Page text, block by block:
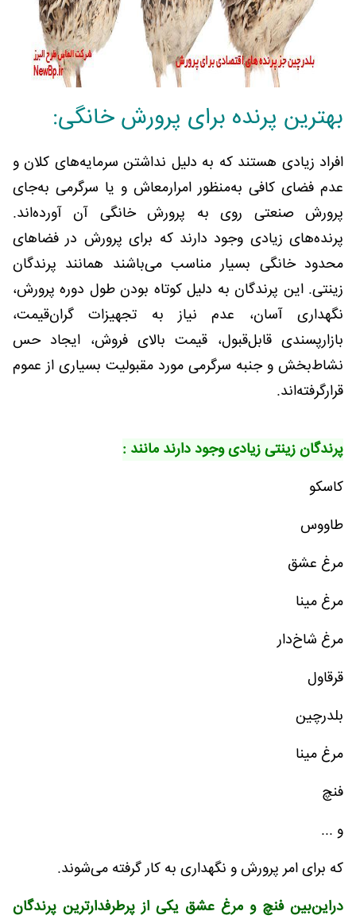
بهترین پرنده برای پرورش خانگی:
افراد زیادی هستند که به دلیل نداشتن سرمایه‌های کلان و
عدم فضای کافی به‌منظور امرارمعاش و یا سرگرمی به‌جای
پرورش صنعتی روی به پرورش خانگی آن آورده‌اند.
پرنده‌های زیادی وجود دارند که برای پرورش در فضاهای
محدود خانگی بسیار مناسب می‌باشند همانند پرندگان
زینتی. این پرندگان به دلیل کوتاه بودن طول دوره پرورش،
نگهداری آسان، عدم نیاز به تجهیزات گران‌قیمت،
بازارپسندی قابل‌قبول، قیمت بالای فروش، ایجاد حس
نشاط‌بخش و جنبه سرگرمی مورد مقبولیت بسیاری از عموم
قرارگرفته‌اند.
پرندگان زینتی زیادی وجود دارند مانند :
کاسکو
طاووس
مرغ عشق
مرغ مینا
مرغ شاخ‌دار
قرقاول
بلدرچین
مرغ مینا
فنچ
و ...
که برای امر پرورش و نگهداری به کار گرفته می‌شوند.
دراین‌بین فنچ و مرغ عشق یکی از پرطرفدارترین پرندگان